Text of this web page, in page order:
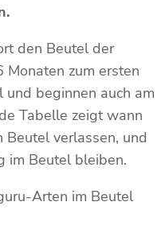
den Beutel der
Monaten zum ersten
beginnen auch am
Tabelle zeigt wann
Beutel verlassen, und
im Beutel bleiben.
Arten im Beutel